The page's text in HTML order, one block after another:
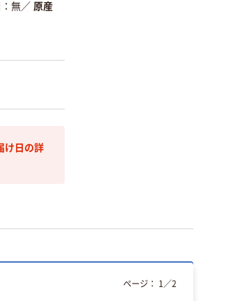
無／ 原産
け日の詳
ページ： 1 ／2